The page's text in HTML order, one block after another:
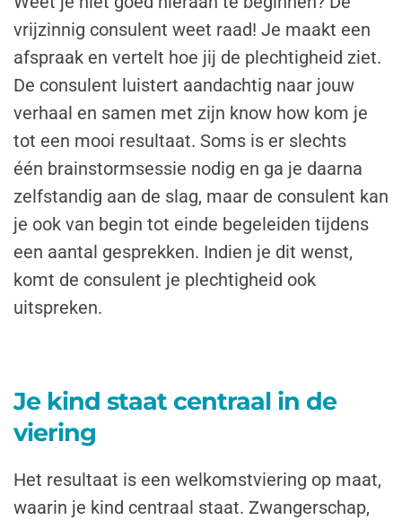
vrijzinnig consulent weet raad! Je maakt een
afspraak en vertelt hoe jij de plechtigheid ziet.
De consulent luistert aandachtig naar jouw
verhaal en samen met zijn know how kom je
tot een mooi resultaat. Soms is er slechts
één brainstormsessie nodig en ga je daarna
zelfstandig aan de slag, maar de consulent kan
je ook van begin tot einde begeleiden tijdens
een aantal gesprekken. Indien je dit wenst,
komt de consulent je plechtigheid ook
uitspreken.
Je kind staat centraal in de
viering
Het resultaat is een welkomstviering op maat,
waarin je kind centraal staat. Zwangerschap,